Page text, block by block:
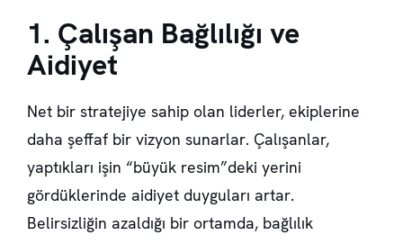
1. Çalışan Bağlılığı ve
Aidiyet
Net bir stratejiye sahip olan liderler, ekiplerine
daha şeffaf bir vizyon sunarlar. Çalışanlar,
yaptıkları işin “büyük resim”deki yerini
gördüklerinde aidiyet duyguları artar.
Belirsizliğin azaldığı bir ortamda, bağlılık